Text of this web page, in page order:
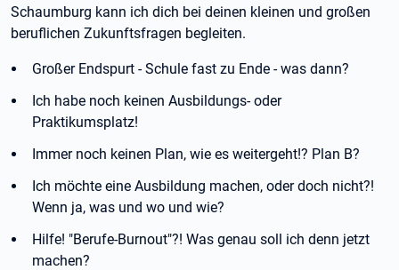
Schaumburg kann ich dich bei deinen kleinen und großen
beruflichen Zukunftsfragen begleiten.
Großer Endspurt - Schule fast zu Ende - was dann?
Ich habe noch keinen Ausbildungs- oder
Praktikumsplatz!
Immer noch keinen Plan, wie es weitergeht!? Plan B?
Ich möchte eine Ausbildung machen, oder doch nicht?!
Wenn ja, was und wo und wie?
Hilfe! "Berufe-Burnout"?! Was genau soll ich denn jetzt
machen?